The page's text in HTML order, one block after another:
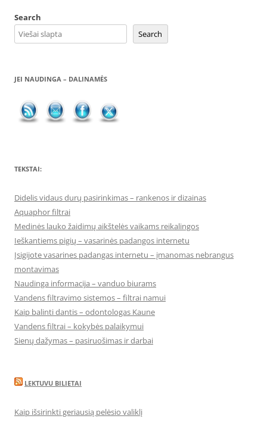
Search
Search
JEI NAUDINGA – DALINAMĖS
TEKSTAI:
Didelis vidaus durų pasirinkimas – rankenos ir dizainas
Aquaphor filtrai
Medinės lauko žaidimų aikštelės vaikams reikalingos
Ieškantiems pigių – vasarinės padangos internetu
Įsigijote vasarines padangas internetu – įmanomas nebrangus
montavimas
Naudinga informacija – vanduo biurams
Vandens filtravimo sistemos – filtrai namui
Kaip balinti dantis – odontologas Kaune
Vandens filtrai – kokybės palaikymui
Sienų dažymas – pasiruošimas ir darbai
LEKTUVU BILIETAI
Kaip išsirinkti geriausią pelėsio valiklį